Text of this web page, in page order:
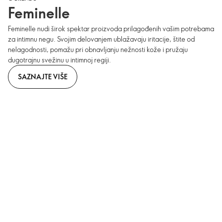
Feminelle
Feminelle nudi širok spektar proizvoda prilagođenih vašim potrebama
za intimnu negu. Svojim delovanjem ublažavaju iritacije, štite od
nelagodnosti, pomažu pri obnavljanju nežnosti kože i pružaju
dugotrajnu svežinu u intimnoj regiji.
SAZNAJTE VIŠE